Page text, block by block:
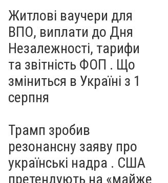
Житлові ваучери для
ВПО, виплати до Дня
Незалежності, тарифи
та звітність ФОП . Що
зміниться в Україні з 1
серпня
Трамп зробив
резонансну заяву про
українські надра . США
претендують на «майже